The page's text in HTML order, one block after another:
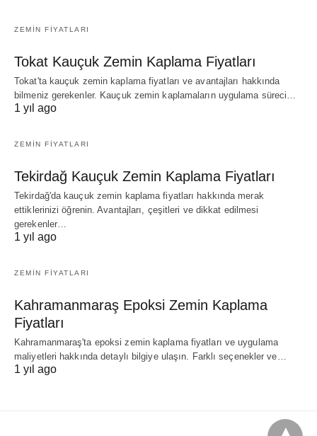
ZEMIN FIYATLARI
Tokat Kauçuk Zemin Kaplama Fiyatları
Tokat'ta kauçuk zemin kaplama fiyatları ve avantajları hakkında
bilmeniz gerekenler. Kauçuk zemin kaplamaların uygulama süreci…
1 yıl ago
ZEMIN FIYATLARI
Tekirdağ Kauçuk Zemin Kaplama Fiyatları
Tekirdağ'da kauçuk zemin kaplama fiyatları hakkında merak
ettiklerinizi öğrenin. Avantajları, çeşitleri ve dikkat edilmesi
gerekenler…
1 yıl ago
ZEMIN FIYATLARI
Kahramanmaraş Epoksi Zemin Kaplama
Fiyatları
Kahramanmaraş'ta epoksi zemin kaplama fiyatları ve uygulama
maliyetleri hakkında detaylı bilgiye ulaşın. Farklı seçenekler ve…
1 yıl ago